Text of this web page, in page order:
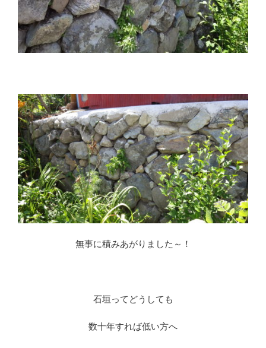
無事に積みあがりました～！
石垣ってどうしても
数十年すれば低い方へ